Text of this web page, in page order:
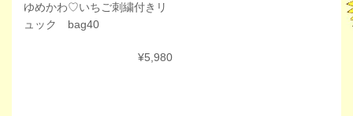
ゆめかわ♡いちご刺繍付きリ
ュック bag40
¥5,980